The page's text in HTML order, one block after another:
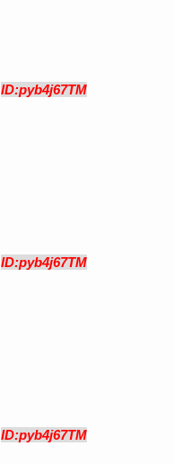
ID:pyb4j67TM
ID:pyb4j67TM
ID:pyb4j67TM